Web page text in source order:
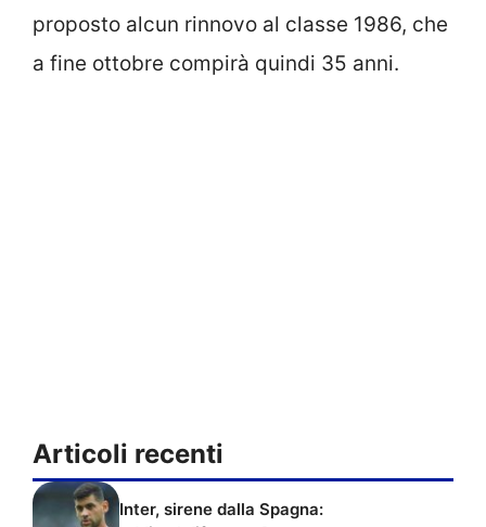
proposto alcun rinnovo al classe 1986, che
a fine ottobre compirà quindi 35 anni.
Articoli recenti
Inter, sirene dalla Spagna: